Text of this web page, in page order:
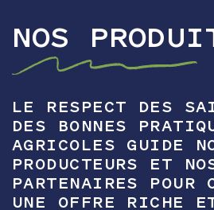
NOTRE GROUPE
NOS MÉTIERS
NOS CULTURES
L'ACADÉMIE
CONTACT
NOS
LE RESPECT DES
DES BONNES
AGRICOLES GUIDE
PRODUCTEURS ET
PARTENAIRES POUR
UNE OFFRE RICHE